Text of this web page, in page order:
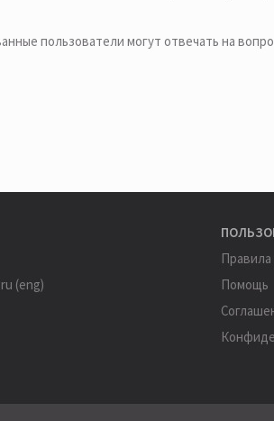
пользователи могут отвечать на
(eng)
Правила
Помощь